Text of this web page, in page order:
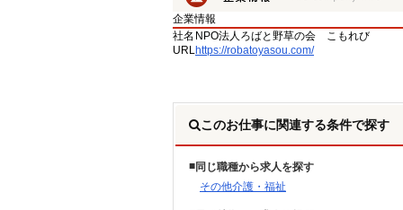
企業情報
社名 NPO法人ろばと野草の会 こもれび
URLhttps://robatoyasou.com/
このお仕事に関連する条件で探す
同じ職種から求人を探す
その他介護・福祉